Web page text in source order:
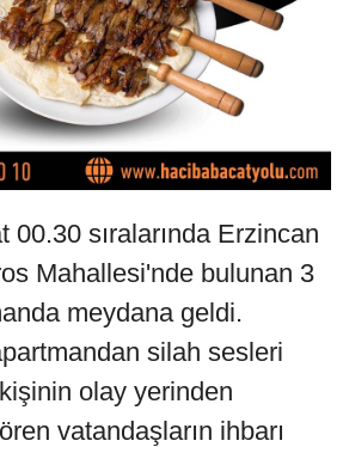
00.30 sıralarında Erzincan
Mahallesi'nde bulunan 3
meydana geldi.
silah sesleri
olay yerinden
vatandaşların ihbarı